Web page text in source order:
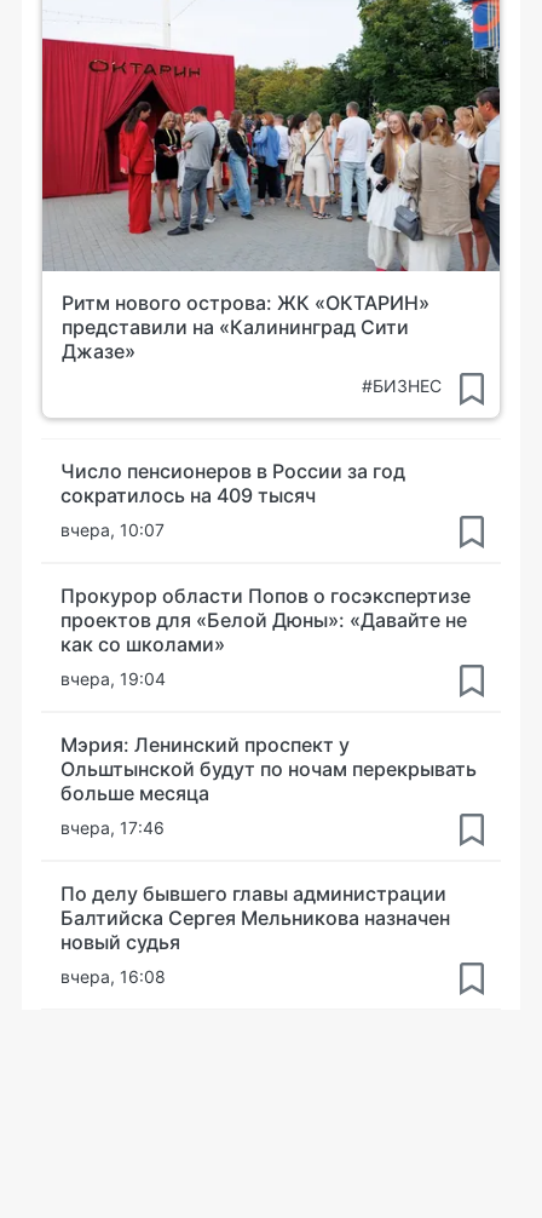
Ритм нового острова: ЖК «ОКТАРИН»
представили на «Калининград Сити
Джазе»
#БИЗНЕС
Число пенсионеров в России за год
сократилось на 409 тысяч
вчера, 10:07
Прокурор области Попов о госэкспертизе
проектов для «Белой Дюны»: «Давайте не
как со школами»
вчера, 19:04
Мэрия: Ленинский проспект у
Ольштынской будут по ночам перекрывать
больше месяца
вчера, 17:46
По делу бывшего главы администрации
Балтийска Сергея Мельникова назначен
новый судья
вчера, 16:08